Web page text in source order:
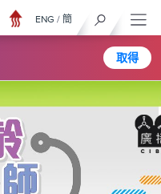
取得
ENG / 簡